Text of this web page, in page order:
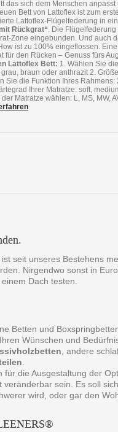
das sich dem Menschen
Bett von Lattoflex ist zum
Lattoflex-Flügelfederung in
Rückgrat“ . Die
Zone eingebunden. Und auch
ist zu 100% eingeflossen.
für den Rücken – Genuss fürs
Lattoflex Bett: 1. Wählen Sie
braun oder anthrazit 2.
Sie die Funktion Ihres Rahmens:
Ihrer Matratze: soft,
Matratze wählen: L, MS, MW,
seit unseres Bestehens
Nirgendwo sonst in
Dach testen.
Betten und
Wünschen und
, andere
die Ausgestaltung der
sein. Es soll
wird, oder gar den